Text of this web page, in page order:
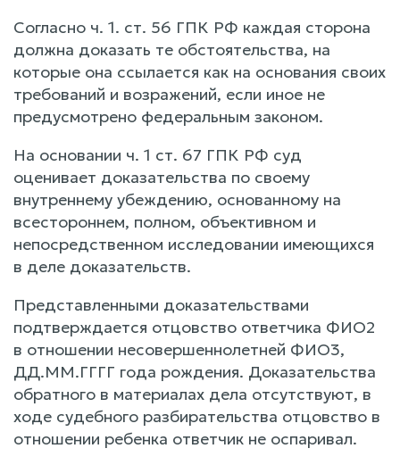
Согласно ч. 1. ст. 56 ГПК РФ каждая сторона
должна доказать те обстоятельства, на
которые она ссылается как на основания своих
требований и возражений, если иное не
предусмотрено федеральным законом.
На основании ч. 1 ст. 67 ГПК РФ суд
оценивает доказательства по своему
внутреннему убеждению, основанному на
всестороннем, полном, объективном и
непосредственном исследовании имеющихся
в деле доказательств.
Представленными доказательствами
подтверждается отцовство ответчика ФИО2
в отношении несовершеннолетней ФИО3,
ДД.ММ.ГГГГ года рождения. Доказательства
обратного в материалах дела отсутствуют, в
ходе судебного разбирательства отцовство в
отношении ребенка ответчик не оспаривал.